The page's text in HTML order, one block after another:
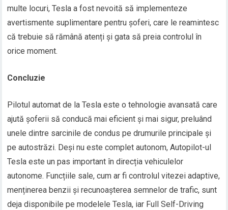
multe locuri, Tesla a fost nevoită să implementeze
avertismente suplimentare pentru șoferi, care le reamintesc
că trebuie să rămână atenți și gata să preia controlul în
orice moment.
Concluzie
Pilotul automat de la Tesla este o tehnologie avansată care
ajută șoferii să conducă mai eficient și mai sigur, preluând
unele dintre sarcinile de condus pe drumurile principale și
pe autostrăzi. Deși nu este complet autonom, Autopilot-ul
Tesla este un pas important în direcția vehiculelor
autonome. Funcțiile sale, cum ar fi controlul vitezei adaptive,
menținerea benzii și recunoașterea semnelor de trafic, sunt
deja disponibile pe modelele Tesla, iar Full Self-Driving